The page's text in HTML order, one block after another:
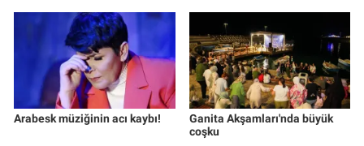
Arabesk müziğinin acı kaybı!
Ganita Akşamları'nda büyük
coşku